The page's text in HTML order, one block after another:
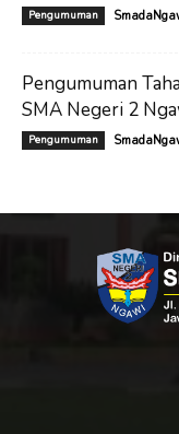
Pengumuman
Pengumuman
SMA Negeri 2
Pengumuman